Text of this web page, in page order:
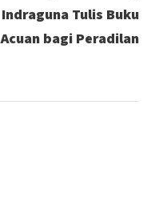
Indraguna Tulis Buku
Acuan bagi Peradilan